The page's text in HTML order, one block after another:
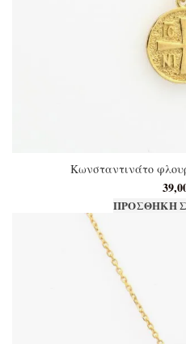
Κωνσταντινάτο
ΠΡΟΣΘΉΚΗ